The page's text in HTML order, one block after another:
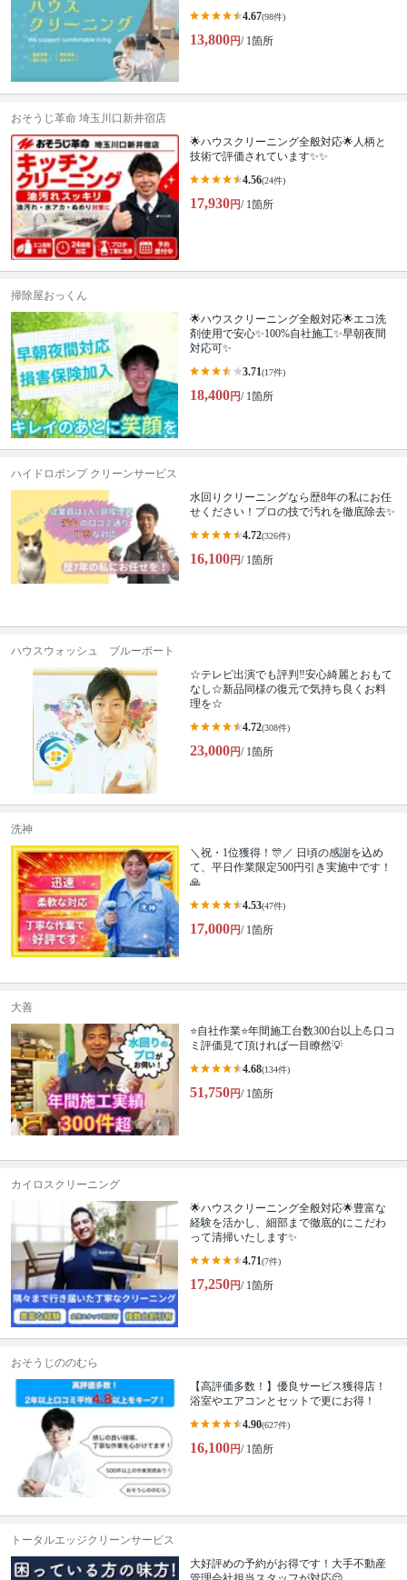
4.67(98件)
13,800円/ 1箇所
おそうじ革命 埼玉川口新井宿店
🌟ハウスクリーニング全般対応🌟人柄と
技術で評価されています✨✨
4.56(24件)
17,930円/ 1箇所
掃除屋おっくん
🌟ハウスクリーニング全般対応🌟エコ洗
剤使用で安心✨100%自社施工✨早朝夜間
対応可✨
3.71(17件)
18,400円/ 1箇所
ハイドロポンプ クリーンサービス
水回りクリーニングなら歴8年の私にお任
せください！プロの技で汚れを徹底除去✨
4.72(326件)
16,100円/ 1箇所
ハウスウォッシュ ブルーポート
☆テレビ出演でも評判‼安心綺麗とおもて
なし☆新品同様の復元で気持ち良くお料
理を☆
4.72(308件)
23,000円/ 1箇所
洗神
＼祝・1位獲得！🎊／ 日頃の感謝を込め
て、平日作業限定500円引き実施中です！
🙏
4.53(47件)
17,000円/ 1箇所
大善
⭐自社作業⭐年間施工台数300台以上💪口コ
ミ評価見て頂ければ一目瞭然💡
4.68(134件)
51,750円/ 1箇所
カイロスクリーニング
🌟ハウスクリーニング全般対応🌟豊富な
経験を活かし、細部まで徹底的にこだわ
って清掃いたします✨
4.71(7件)
17,250円/ 1箇所
おそうじののむら
【高評価多数！】優良サービス獲得店！
浴室やエアコンとセットで更にお得！
4.90(627件)
16,100円/ 1箇所
トータルエッジクリーンサービス
大好評めの予約がお得です！大手不動産